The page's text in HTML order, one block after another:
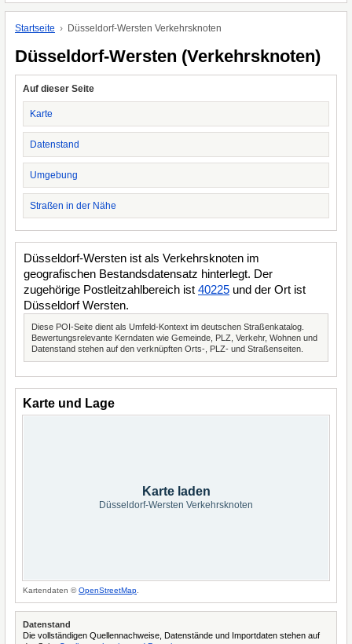
Startseite Düsseldorf-Wersten Verkehrsknoten
Düsseldorf-Wersten (Verkehrsknoten)
Auf dieser Seite
Karte
Datenstand
Umgebung
Straßen in der Nähe
Düsseldorf-Wersten ist als Verkehrsknoten im
geografischen Bestandsdatensatz hinterlegt. Der
zugehörige Postleitzahlbereich ist 40225 und der Ort ist
Düsseldorf Wersten.
Diese POI-Seite dient als Umfeld-Kontext im deutschen Straßenkatalog.
Bewertungsrelevante Kerndaten wie Gemeinde, PLZ, Verkehr, Wohnen und
Datenstand stehen auf den verknüpften Orts-, PLZ- und Straßenseiten.
Karte und Lage
Karte laden
Düsseldorf-Wersten Verkehrsknoten
Kartendaten ©OpenStreetMap
Datenstand
Die vollständigen Quellennachweise, Datenstände und Importdaten stehen auf